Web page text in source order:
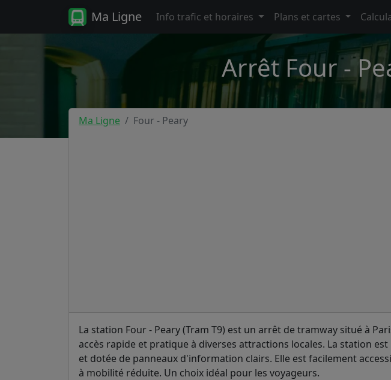
Ma Ligne Info trafic et horaires Plans et cartes
Arrêt Four -
Ma Ligne Four - Peary
La station Four - Peary (Tram T9) est un arrêt de tramway situé à
accès rapide et pratique à diverses attractions locales. La station
et dotée de panneaux d'information clairs. Elle est facilement
à mobilité réduite. Un choix idéal pour les voyageurs.